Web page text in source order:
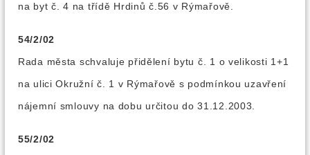
na byt č. 4 na třídě Hrdinů č.56 v Rýmařově.
54/2/02
Rada města schvaluje přidělení bytu č. 1 o velikosti 1+1
na ulici Okružní č. 1 v Rýmařově s podmínkou uzavření
nájemní smlouvy na dobu určitou do 31.12.2003.
55/2/02